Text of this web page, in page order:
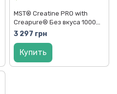
MST® Creatine PRO with
Creapure® Без вкуса 1000
грамм
3 297 грн
Купить